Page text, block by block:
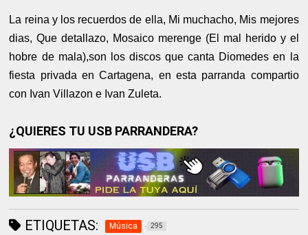
La reina y los recuerdos de ella, Mi muchacho, Mis mejores
dias, Que detallazo, Mosaico merenge (El mal herido y el
hobre de mala),son los discos que canta Diomedes en la
fiesta privada en Cartagena, en esta parranda compartio
con Ivan Villazon e Ivan Zuleta.
¿QUIERES TU USB PARRANDERA?
ETIQUETAS: Música 295